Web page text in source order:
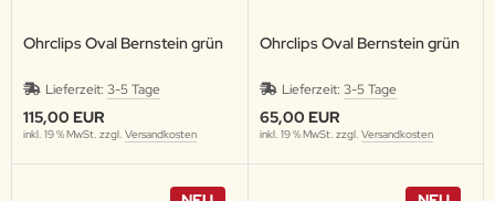
Ohrclips Oval Bernstein grün
Lieferzeit: 3-5 Tage
115,00 EUR
inkl. 19 % MwSt. zzgl. Versandkosten
Ohrclips Oval Bernstein grün
Lieferzeit: 3-5 Tage
65,00 EUR
inkl. 19 % MwSt. zzgl. Versandkosten